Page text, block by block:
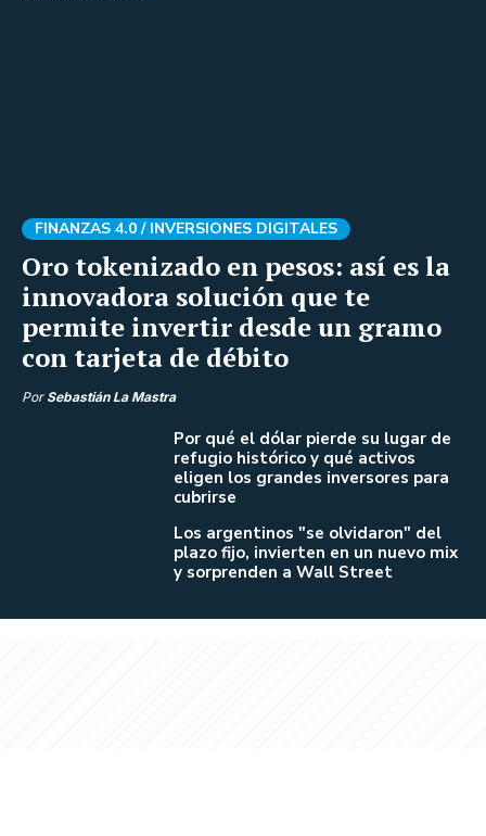
Oro tokenizado en pesos: así es la
innovadora solución que te
permite invertir desde un gramo
con tarjeta de débito
FINANZAS 4.0 / INVERSIONES DIGITALES
Por Sebastián La Mastra
Por qué el dólar pierde su lugar de
refugio histórico y qué activos
eligen los grandes inversores para
cubrirse
Los argentinos "se olvidaron" del
plazo fijo, invierten en un nuevo mix
y sorprenden a Wall Street